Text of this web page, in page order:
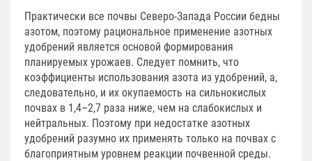
Практически все почвы Северо-Запада России бедны
азотом, поэтому рациональное применение азотных
удобрений является основой формирования
планируемых урожаев. Следует помнить, что
коэффициенты использования азота из удобрений, а,
следовательно, и их окупаемость на сильнокислых
почвах в 1,4–2,7 раза ниже, чем на слабокислых и
нейтральных. Поэтому при недостатке азотных
удобрений разумно их применять только на почвах с
благоприятным уровнем реакции почвенной среды.